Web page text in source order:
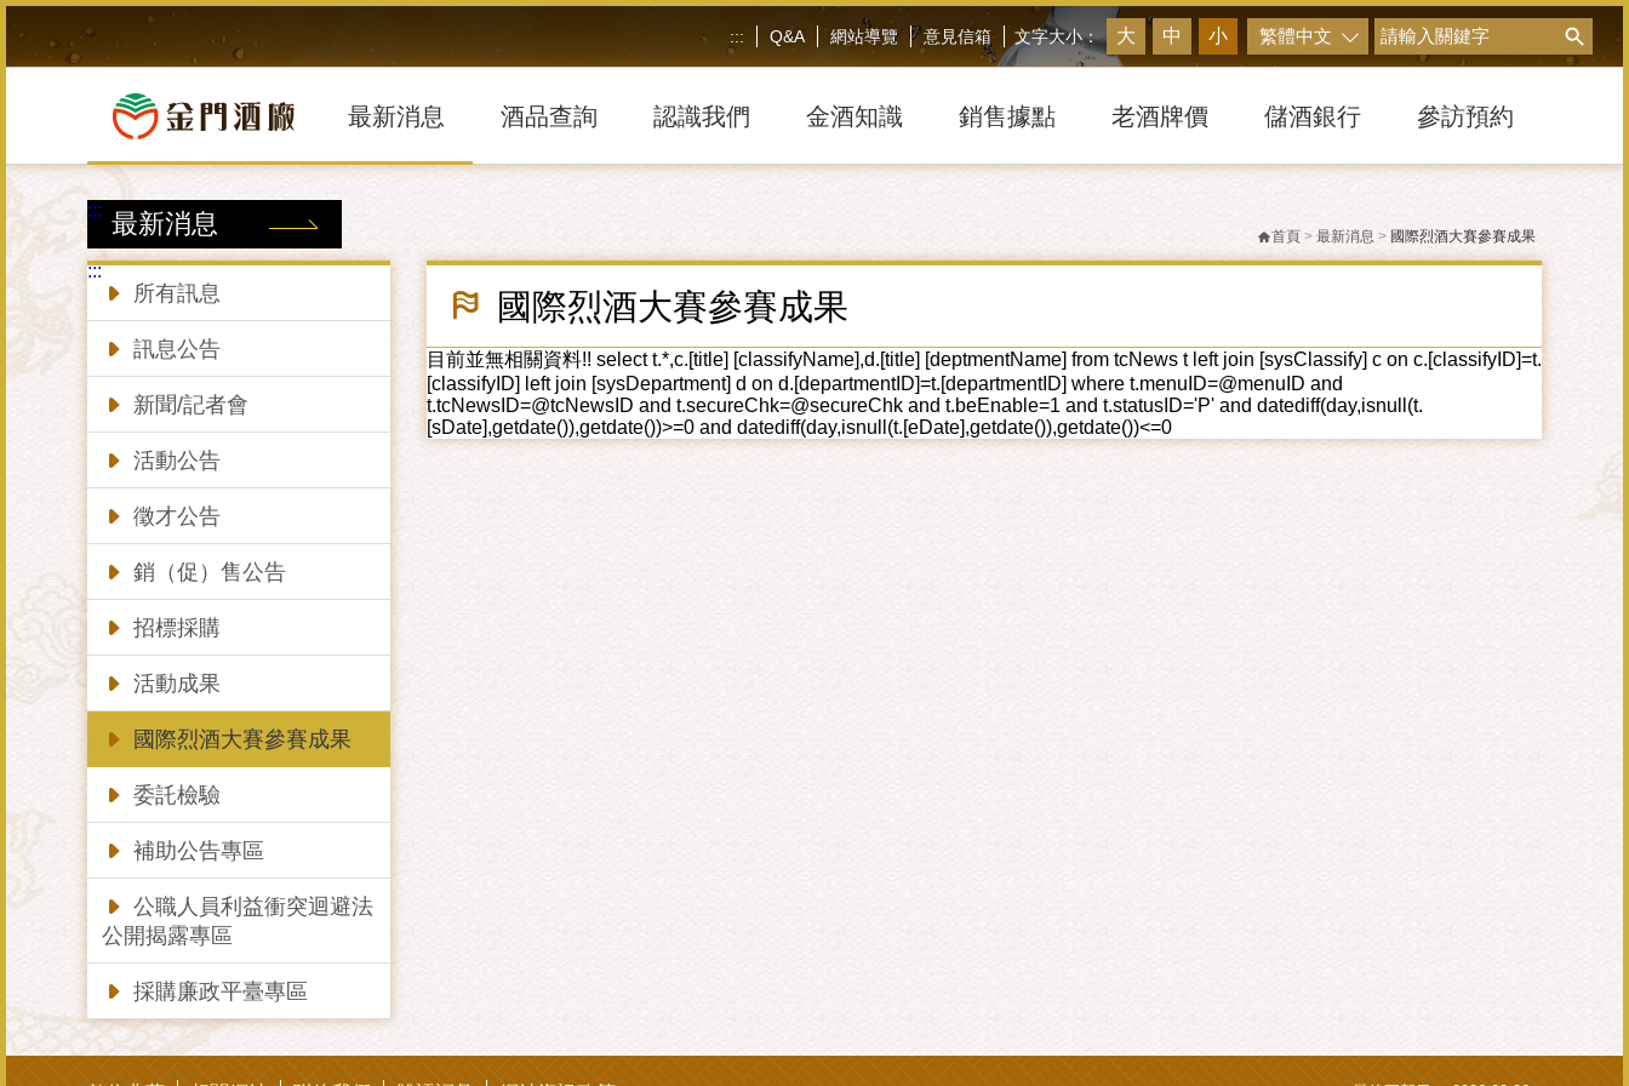
到
塊
搜尋
繁體中文
文字大小： 大 中 小
::: Q&A 網站導覽 意見信箱
最新消息 酒品查詢 認識我們 金酒知識 銷售據點 老酒牌價 儲酒銀行 參訪預約
:::
:::
最新消息
所有訊息
訊息公告
新聞/記者會
活動公告
徵才公告
銷（促）售公告
招標採購
活動成果
國際烈酒大賽參賽成果
委託檢驗
補助公告專區
公職人員利益衝突迴避法
公開揭露專區
採購廉政平臺專區
首頁 > 最新消息 > 國際烈酒大賽參賽成果
國際烈酒大賽參賽成果
目前並無相關資料!! select t.*,c.[title] [classifyName],d.[title] [deptmentName] from tcNews t left join [sysClassify] c on c.[classifyID]=t.
[classifyID] left join [sysDepartment] d on d.[departmentID]=t.[departmentID] where t.menuID=@menuID and
t.tcNewsID=@tcNewsID and t.secureChk=@secureChk and t.beEnable=1 and t.statusID='P' and datediff(day,isnull(t.
[sDate],getdate()),getdate())>=0 and datediff(day,isnull(t.[eDate],getdate()),getdate())<=0